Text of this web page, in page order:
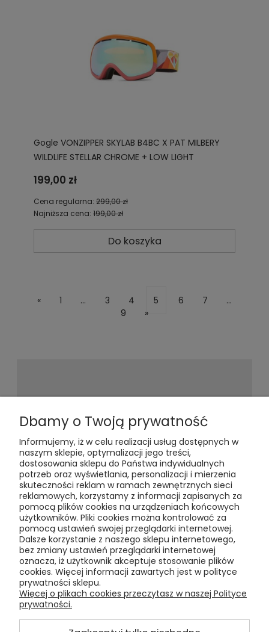
Gogle VONZIPPER SKYLAB B4BC X PAT MILBERY
WILDLIFE STELLAR CHROME + LOW LIGHT
199,00 zł
Cena regularna: 299,00 zł
Najniższa cena: 199,00 zł
Do koszyka
« 1 ... 3 4 5 6 7
...
9
»
Newsletter
Podaj swój adres e-mail, jeżeli chcesz
otrzymywać informacje o
nowościach i promocjach.
Pomoc
Moje konto
Płatności i dostawa
Dbamy o Twoją prywatność
Informujemy, iż w celu realizacji usług dostępnych w
naszym sklepie, optymalizacji jego treści,
dostosowania sklepu do Państwa indywidualnych
potrzeb oraz wyświetlania, personalizacji i mierzenia
skuteczności reklam w ramach zewnętrznych sieci
reklamowych, korzystamy z informacji zapisanych za
pomocą plików cookies na urządzeniach końcowych
użytkowników. Pliki cookies można kontrolować za
pomocą ustawień swojej przeglądarki internetowej.
Dalsze korzystanie z naszego sklepu internetowego,
bez zmiany ustawień przeglądarki internetowej
oznacza, iż użytkownik akceptuje stosowanie plików
cookies. Więcej informacji zawartych jest w polityce
prywatności sklepu.
Więcej o plikach cookies przeczytasz w naszej Polityce
prywatności.